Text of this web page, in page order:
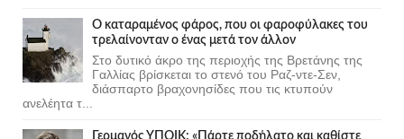
Ο καταραμένος φάρος, που οι φαροφύλακες του
τρελαίνονταν ο ένας μετά τον άλλον
Στο δυτικό άκρο της περιοχής της Βρετάνης της
Γαλλίας βρίσκεται το στενό του Ραζ-ντε-Σεν,
διάσπαρτο βραχονησίδες που τις κτυπούν
ανελέητα τ...
Γερμανός ΥΠΟΙΚ: «Πάρτε ποδήλατο και καθίστε